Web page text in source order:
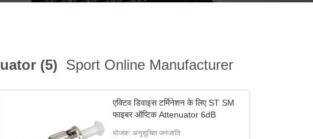
(5) Sport Online Manufacturer
एक्टिव डिवाइस टर्मिनेशन के लिए ST SM
फाइबर ऑप्टिक Attenuator 6dB
योजक: अनुसूचित जनजाति